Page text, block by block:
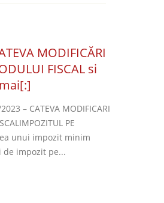
MODIFICĂRI
FISCAL si
– CATEVA MODIFICARI
PE
unui impozit minim
impozit pe...